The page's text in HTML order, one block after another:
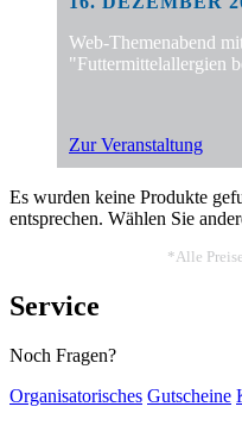
Web-Themenabend
"Futtermittelallergien
Zur Veranstaltung
Es wurden keine Produkte
entsprechen. Wählen Sie
*Alle
Service
Noch Fragen?
Organisatorisches Gutscheine